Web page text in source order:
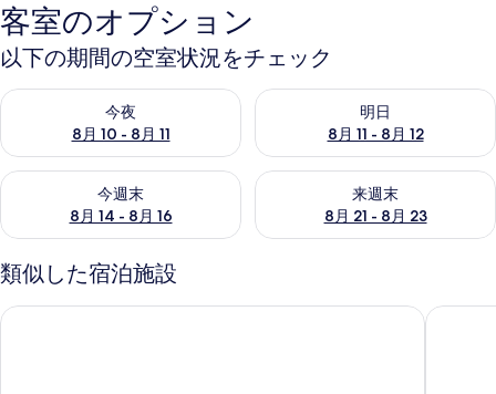
客室のオプション
以下の期間の空室状況をチェック
今夜
8月 10 - 8月 11
今夜 8月 10 - 8月 11 の空室状況をチェック
明日
8月 11 - 8月 12
明日 8月 11 - 8月 12 の空室状
今週末
8月 14 - 8月 16
今週末 8月 14 - 8月 16 の空室状況をチェック
来週末
8月 21 - 8月 23
来週末 8月 21 - 8月 23 の空室
類似した宿泊施設
Mr.KINJO in HAIBISU西町 ビクト